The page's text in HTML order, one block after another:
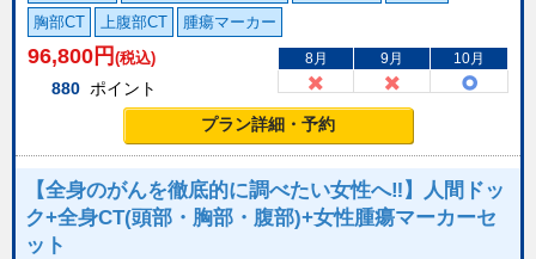
胸部CT
上腹部CT 腫瘍マーカー
96,800 円 (税込)
880 ポイント
8月 9月 10月
プラン詳細・予約
【全身のがんを徹底的に調べたい女性へ‼】人間ドッ
ク+全身CT(頭部・胸部・腹部)+女性腫瘍マーカーセ
ット